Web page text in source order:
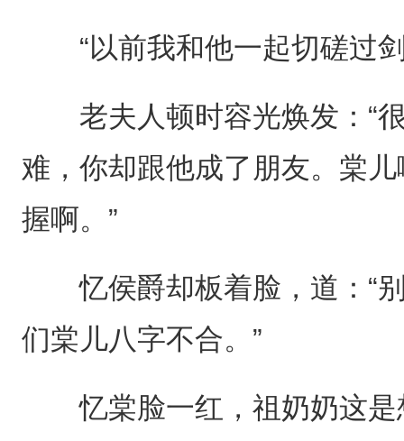
“以前我和他一起切磋过剑
老夫人顿时容光焕发：“很
难，你却跟他成了朋友。棠
握啊。”
忆侯爵却板着脸，道：“别
们棠儿八字不合。”
忆棠脸一红，祖奶奶这是